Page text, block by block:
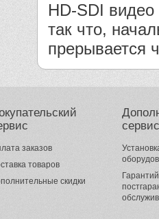
HD-SDI
так что,
прерывается
заказов
товаров
скидки
сервис